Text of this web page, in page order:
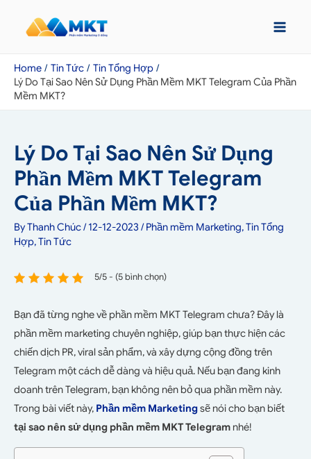
Home Tin Tức
Tin Tổng Hợp
Lý Do Tại Sao Nên Sử Dụng Phần Mềm MKT Telegram Của Phần
Mềm MKT?
Lý Do Tại Sao Nên Sử Dụng
Phần Mềm MKT Telegram
Của Phần Mềm MKT?
ByThanh Chúc/12-12-2023 /Phần mềm Marketing,Tin Tổng
Hợp,Tin Tức
5/5 - (5 bình chọn)
Bạn đã từng nghe về phần mềm MKT Telegram chưa? Đây là
phần mềm marketing chuyên nghiệp, giúp bạn thực hiện các
chiến dịch PR, viral sản phẩm, và xây dựng cộng đồng trên
Telegram một cách dễ dàng và hiệu quả. Nếu bạn đang kinh
doanh trên Telegram, bạn không nên bỏ qua phần mềm này.
Trong bài viết này, Phần mềm Marketingsẽ nói cho bạn biết
tại sao nên sử dụng phần mềm MKT Telegram nhé!